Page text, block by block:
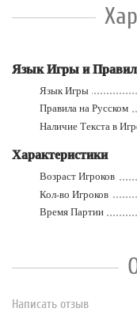
Язык Игры и
Язык Игры
Правила на Русском
Наличие Текста в
Характеристики
Возраст Игроков
Кол-во Игроков
Время Партии
Написать отзыв